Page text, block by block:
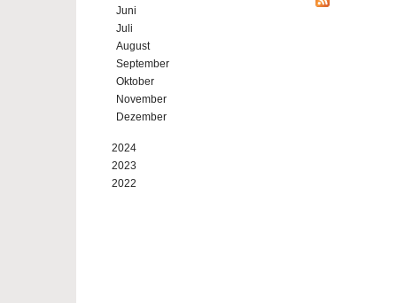
Juni
Juli
August
September
Oktober
November
Dezember
2024
2023
2022